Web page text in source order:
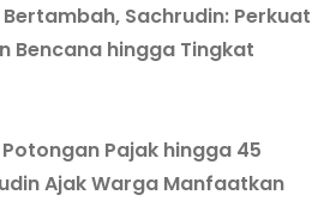
Bertambah, Sachrudin: Perkuat
Bencana hingga Tingkat
Pajak hingga 45
Ajak Warga Manfaatkan